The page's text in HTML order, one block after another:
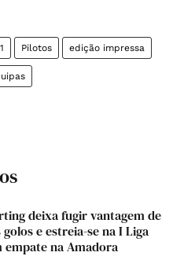
Pilotos edição impressa
deixa fugir vantagem de
golos e estreia-se na I Liga
empate na Amadora